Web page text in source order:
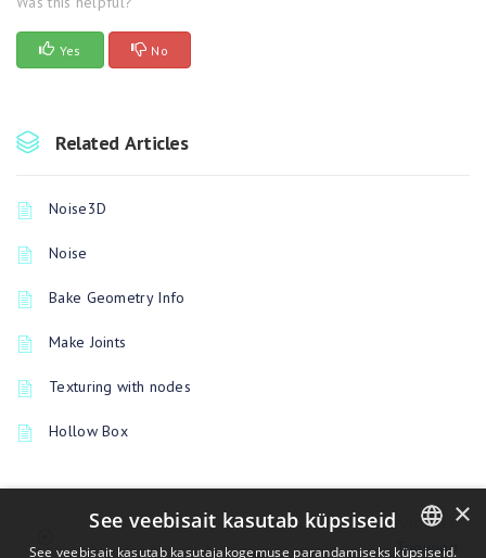
Yes No
Related Articles
Noise3D
Noise
Bake Geometry Info
Make Joints
Texturing with nodes
Hollow Box
PREVIOUSLY
Töövoog
×
See veebisait kasutab küpsiseid
See veebisait kasutab kasutajakogemuse parandamiseks küpsiseid.